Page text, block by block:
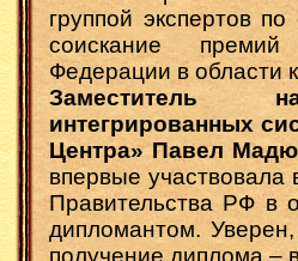
группой экспертов
соискание премий
Федерации в области
Заместитель
интегрированных
Центра» Павел
впервые участвовала
Правительства РФ в
дипломантом.